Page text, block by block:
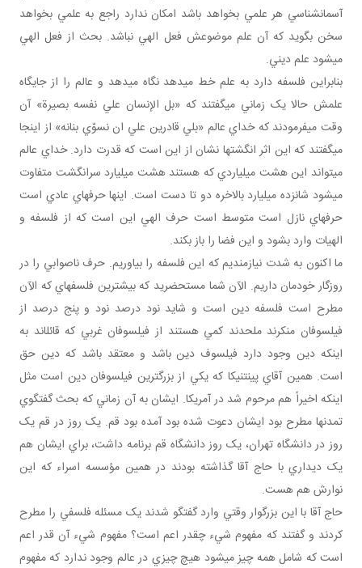
آسمان‎شناسي هر علمي بخواهد باشد امکان ندارد راجع به علمي بخواهد
سخن بگويد که آن علم موضوعش فعل الهي نباشد. بحث از فعل الهي
مي‎شود علم ديني.
بنابراين فلسفه دارد به علم خط مي‎دهد نگاه مي‎دهد و عالم را از جايگاه
علمش حالا يک زماني مي‎گفتند که «بل الإنسان علي نفسه بصيرة» آن
وقت مي‎فرمودند که خداي عالم «بلي قادرين علي ان نسوّي بنانه» از اينجا
مي‎گفتند که اين اثر انگشت‎ها نشان از اين است که قدرت دارد. خداي عالم
مي‎تواند اين هشت ميلياردي که هستند هشت ميليارد سرانگشت متفاوت
مي‎شود شانزده ميليارد بالاخره دو تا دست است. اينها حرف‎هاي عادي است
حرف‎هاي نازل است متوسط است حرف الهي اين است که از فلسفه و
الهيات وارد بشود و اين فضا را باز بکند.
ما اکنون به شدت نيازمنديم که اين فلسفه را بياوريم. حرف ناصوابي را در
روزگار خودمان داريم. الآن شما مستحضريد که بيشترين فلسفه‎اي که الآن
مطرح است فلسفه دين است و شايد نود درصد نود و پنج درصد از
فيلسوفان منکرند ملحدند کمي هستند از فيلسوفان غربي که قائل‎اند به
اينکه دين وجود دارد فيلسوف دين باشد و معتقد باشد که دين حق
است. همين آقاي پينتنيکا که يکي از بزرگ‎ترين فيلسوفان دين است مثل
اينکه اخيراً هم مرحوم شد در آمريکا. ايشان به آن زماني که بحث گفتگوي
تمدن‎ها مطرح بود ايشان دعوت شده بود آمده بود قم. يک روز در قم يک
روز در دانشگاه تهران، يک روز دانشگاه قم برنامه داشت، براي ايشان هم
يک ديداري با حاج آقا گذاشته بودند در همين مؤسسه اسراء که اين
نوارش هم هست.
حاج آقا با اين بزرگوار وقتي وارد گفتگو شدند يک مسئله فلسفي را مطرح
کردند و گفتند که مفهوم شيء چقدر اعم است؟ مفهوم شيء آن قدر اعم
است که شامل همه چيز مي‎شود هيچ چيزي در عالم وجود ندارد که مفهوم